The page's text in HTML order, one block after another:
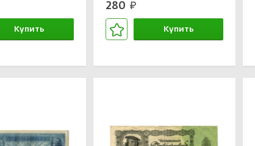
Купить
280 руб.
Купить